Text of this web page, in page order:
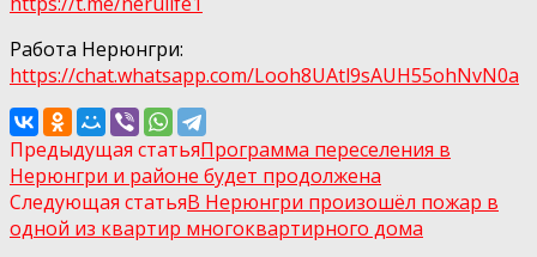
Работа Нерюнгри:
https://chat.whatsapp.com/Looh8UAtl9sAUH55ohNvN0а
Предыдущая статьяПрограмма переселения в
Нерюнгри и районе будет продолжена
Следующая статьяВ Нерюнгри произошёл пожар в
одной из квартир многоквартирного дома